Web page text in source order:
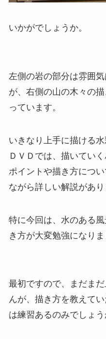
いかがでしょうか。
左側の岩の部分は雰囲
が、右側の山の木々の
っています。
いきなり上手に描ける
ＤＶＤでは、描いてい
ポイントや描き方につ
ながら詳しい解説があり
特に今回は、水のある
き方が大変勉強になりま
最初ですので、まだま
んが、描き方を教えて
は練習あるのみでしょう